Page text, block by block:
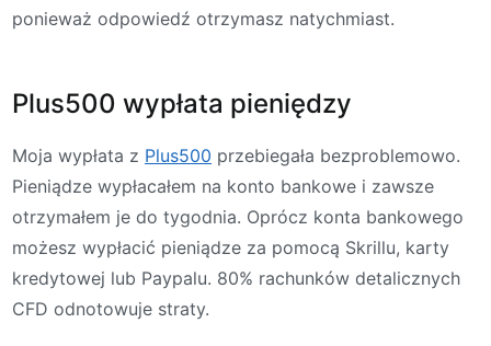
ponieważ odpowiedź otrzymasz natychmiast.
Plus500 wypłata pieniędzy
Moja wypłata z Plus500 przebiegała bezproblemowo.
Pieniądze wypłacałem na konto bankowe i zawsze
otrzymałem je do tygodnia. Oprócz konta bankowego
możesz wypłacić pieniądze za pomocą Skrillu, karty
kredytowej lub Paypalu. 80% rachunków detalicznych
CFD odnotowuje straty.